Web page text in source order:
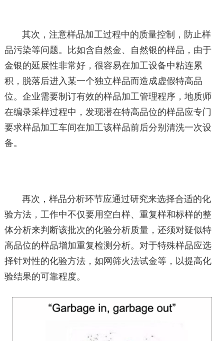
其次，注意样品加工过程中的质量控制，防止样
品污染等问题。比如含自然金、自然银的样品，由于
金银的延展性非常好，很容易在加工设备中粘连累
积，脱落后进入某一个独立样品而造成虚假特高品
位。企业需要制订有效的样品加工管理程序，地质师
在编录采样过程中，发现潜在特高品位的样品应专门
要求样品加工车间在加工该样品前后分别清洗一次设
备。
再次，样品分析环节应通过研究来选择合适的化
验方法，工作中不仅要用空白样、重复样和标样的整
体分析来判断该批次的化验分析质量，还须对疑似特
高品位的样品增加重复检测分析。对于特殊样品应选
择针对性的化验方法，如网筛火法试金等，以提高化
验结果的可靠程度。